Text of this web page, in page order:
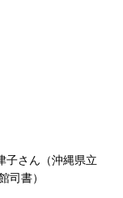
子さん（沖縄県立
司書）